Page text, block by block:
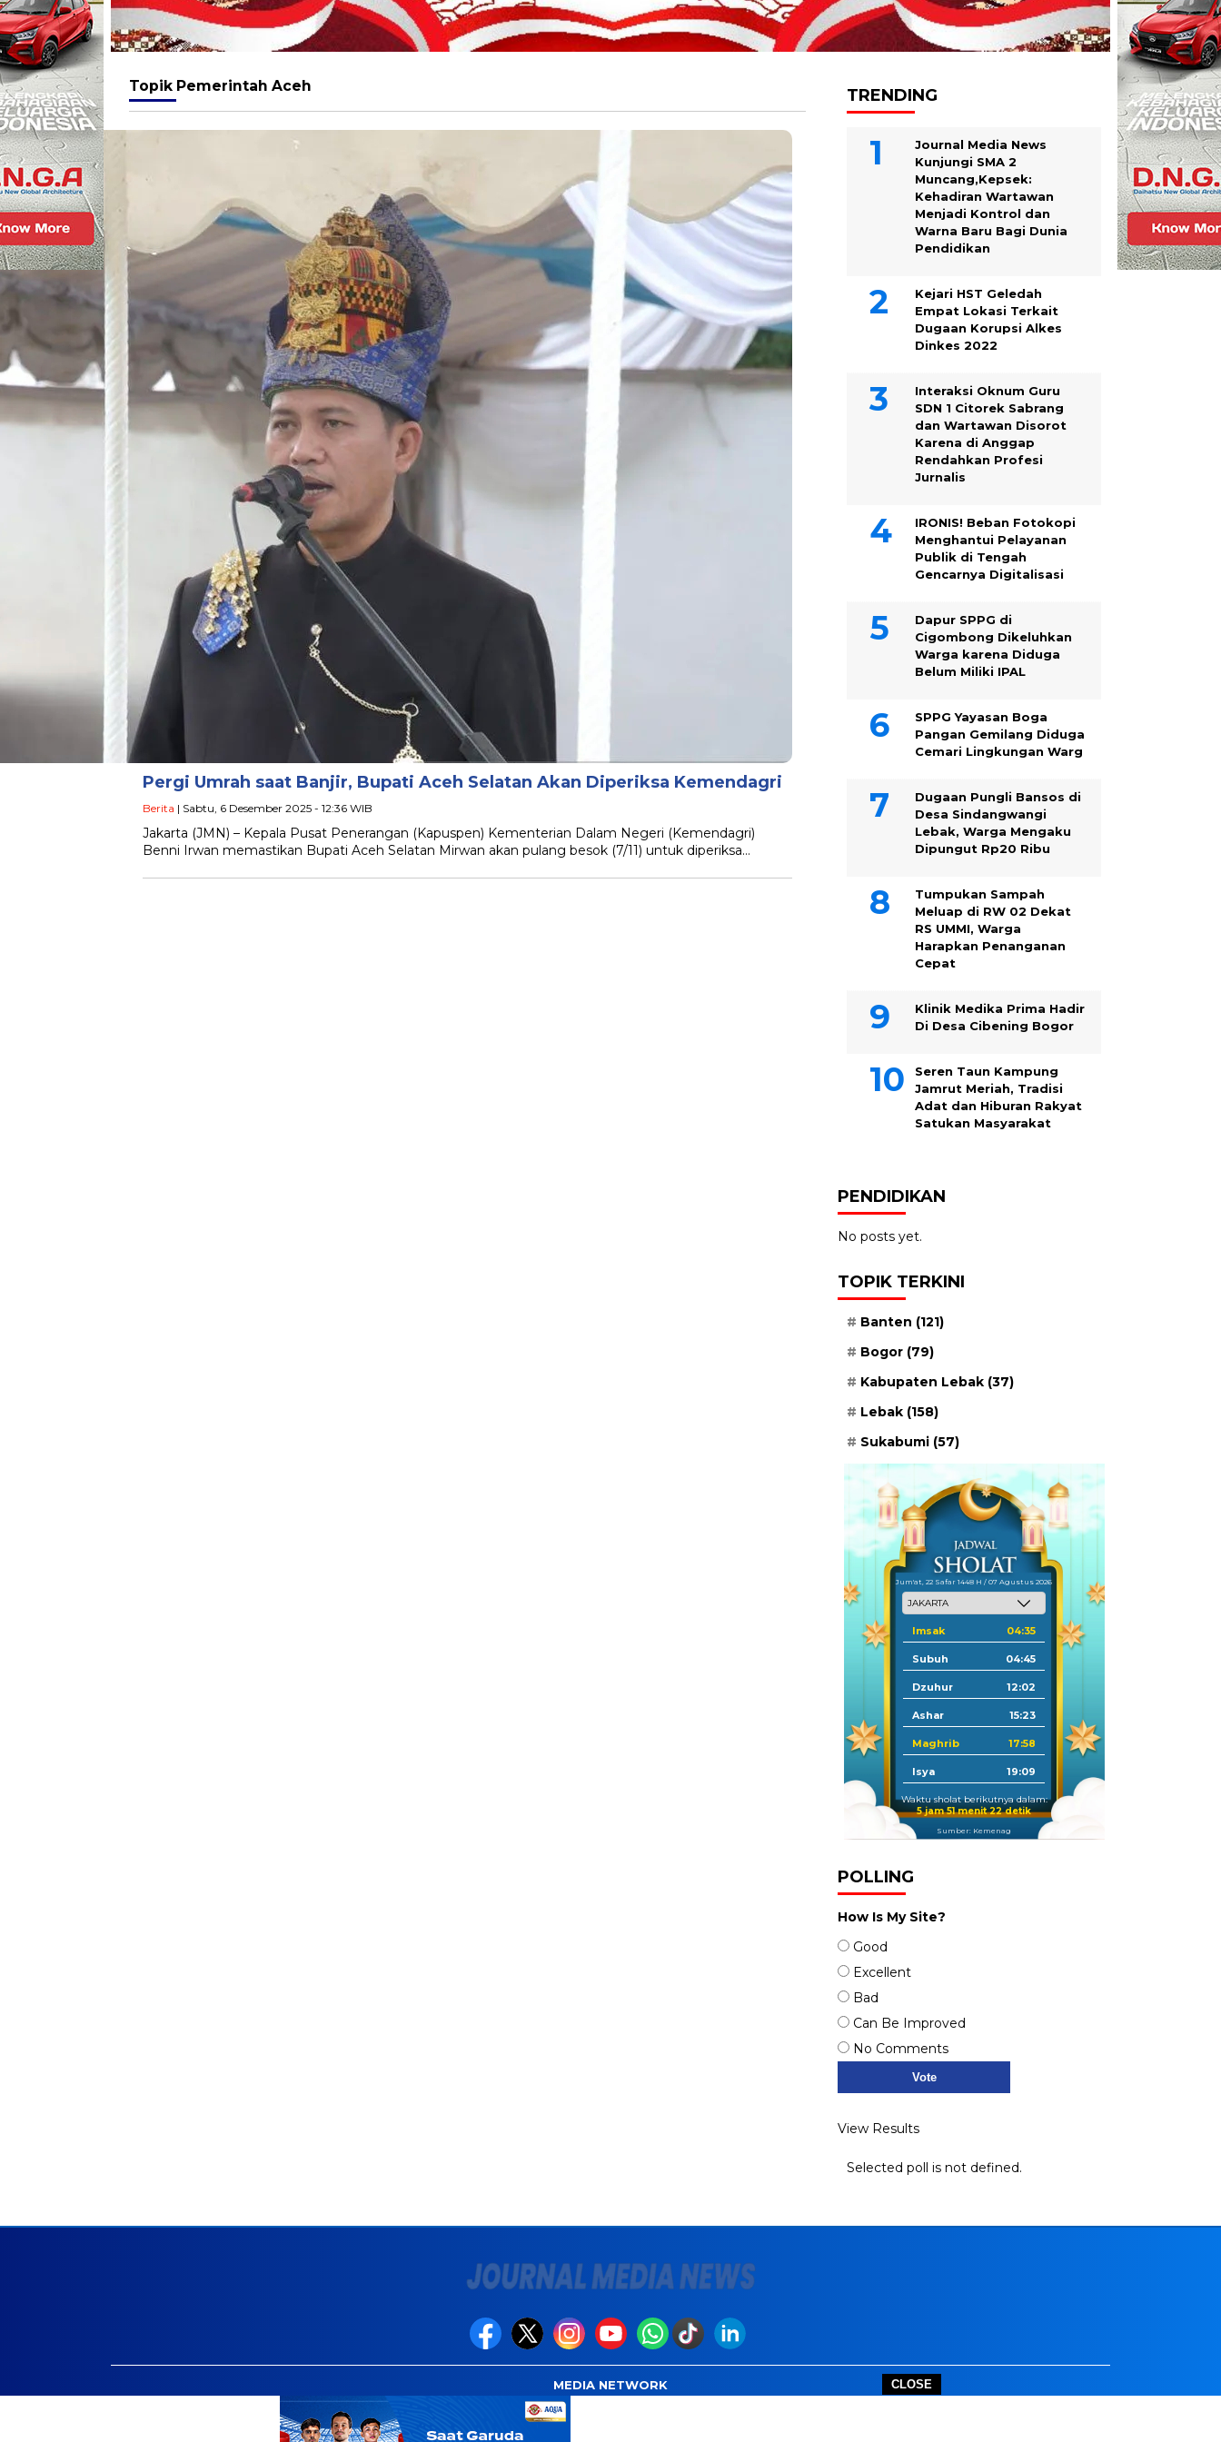
CLOSE
Topik Pemerintah Aceh
Pergi Umrah saat Banjir, Bupati Aceh Selatan Akan Diperiksa Kemendagri
Berita | Sabtu, 6 Desember 2025 - 12:36 WIB
Jakarta (JMN) – Kepala Pusat Penerangan (Kapuspen) Kementerian Dalam Negeri (Kemendagri)
Benni Irwan memastikan Bupati Aceh Selatan Mirwan akan pulang besok (7/11) untuk diperiksa…
TRENDING
Journal Media News
Kunjungi SMA 2
Muncang,Kepsek:
Kehadiran Wartawan
Menjadi Kontrol dan
Warna Baru Bagi Dunia
Pendidikan
Kejari HST Geledah
Empat Lokasi Terkait
Dugaan Korupsi Alkes
Dinkes 2022
Interaksi Oknum Guru
SDN 1 Citorek Sabrang
dan Wartawan Disorot
Karena di Anggap
Rendahkan Profesi
Jurnalis
IRONIS! Beban Fotokopi
Menghantui Pelayanan
Publik di Tengah
Gencarnya Digitalisasi
Dapur SPPG di
Cigombong Dikeluhkan
Warga karena Diduga
Belum Miliki IPAL
SPPG Yayasan Boga
Pangan Gemilang Diduga
Cemari Lingkungan Warg
Dugaan Pungli Bansos di
Desa Sindangwangi
Lebak, Warga Mengaku
Dipungut Rp20 Ribu
Tumpukan Sampah
Meluap di RW 02 Dekat
RS UMMI, Warga
Harapkan Penanganan
Cepat
Klinik Medika Prima Hadir
Di Desa Cibening Bogor
Seren Taun Kampung
Jamrut Meriah, Tradisi
Adat dan Hiburan Rakyat
Satukan Masyarakat
PENDIDIKAN
No posts yet.
TOPIK TERKINI
Banten (121)
Bogor (79)
Kabupaten Lebak (37)
Lebak (158)
Sukabumi (57)
Jum'at, 22 Safar 1448 H / 07 Agustus 2026
Imsak 04:35
Subuh 04:45
Dzuhur 12:02
Ashar 15:23
Maghrib 17:58
Isya 19:09
Waktu sholat berikutnya dalam:
5 jam 51 menit 21 detik
Sumber: Kemenag
POLLING
How Is My Site?
Good
Excellent
Bad
Can Be Improved
No Comments
View Results
Selected poll is not defined.
MEDIA NETWORK
Facebook.com
Instagram.com Whatsapp.com